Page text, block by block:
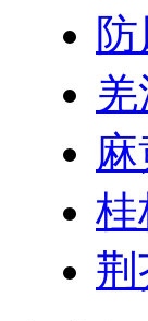
羌
麻
桂
荆